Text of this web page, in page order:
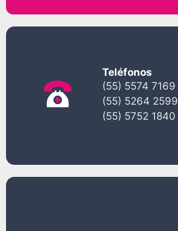
Teléfonos
(55) 5574 7169
(55) 5264 2599
(55) 5752 1840